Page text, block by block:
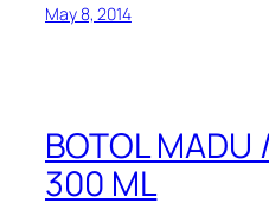
May 8, 2014
BOTOL MADU
300 ML